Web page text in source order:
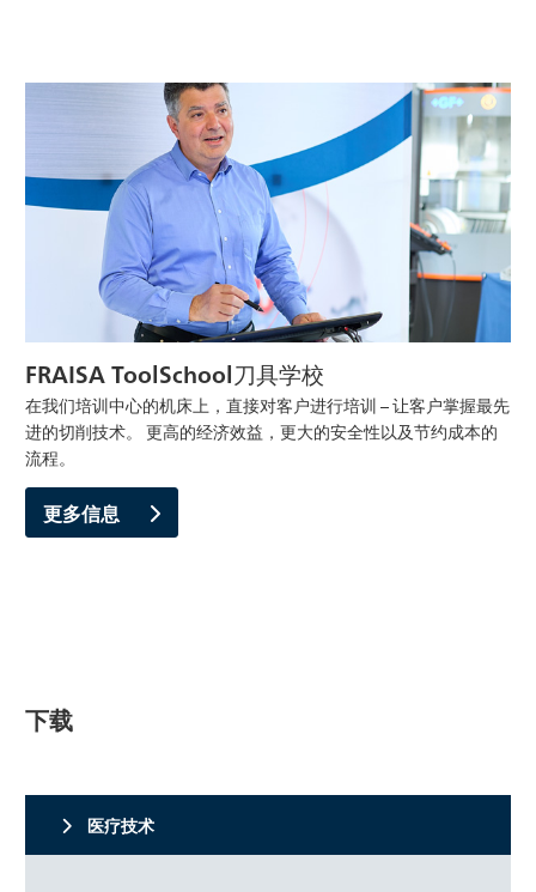
FRAISA ToolSchool刀具学校
在我们培训中心的机床上，直接对客户进行培训 – 让客户掌握最先
进的切削技术。 更高的经济效益，更大的安全性以及节约成本的
流程。
更多信息
下载
医疗技术